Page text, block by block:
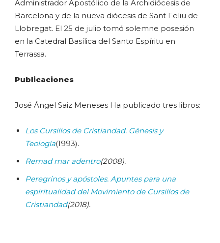
Administrador Apostólico de la Archidiócesis de
Barcelona y de la nueva diócesis de Sant Feliu de
Llobregat. El 25 de julio tomó solemne posesión
en la Catedral Basílica del Santo Espíritu en
Terrassa.
Publicaciones
José Ángel Saiz Meneses Ha publicado tres libros:
Los Cursillos de Cristiandad. Génesis y
Teología(1993).
Remad mar adentro(2008).
Peregrinos y apóstoles. Apuntes para una
espiritualidad del Movimiento de Cursillos de
Cristiandad(2018).